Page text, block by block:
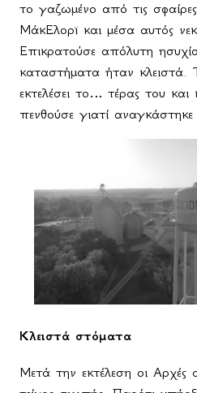
το γαζωμένο από τις
ΜάκΕλορϊ και μέσα αυτός
Επικρατούσε απόλυτη
καταστήματα ήταν κλειστά.
εκτελέσει το… τέρας του
πενθούσε γιατί αναγκάστηκε
Κλειστά στόματα
Μετά την εκτέλεση οι Αρχές